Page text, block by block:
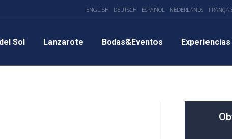
ENGLISH DEUTSCH ESPAÑOL NEDERLANDS
Sol Lanzarote Bodas&Eventos Experiencias